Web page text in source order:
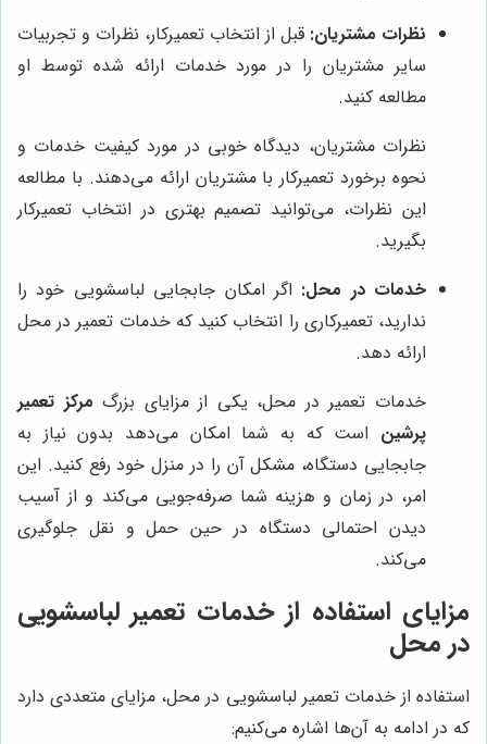
نظرات مشتریان: قبل از انتخاب تعمیرکار، نظرات و تجربیات
سایر مشتریان را در مورد خدمات ارائه شده توسط او
مطالعه کنید.
نظرات مشتریان، دیدگاه خوبی در مورد کیفیت خدمات و
نحوه برخورد تعمیرکار با مشتریان ارائه می‌دهند. با مطالعه
این نظرات، می‌توانید تصمیم بهتری در انتخاب تعمیرکار
بگیرید.
خدمات در محل: اگر امکان جابجایی لباسشویی خود را
ندارید، تعمیرکاری را انتخاب کنید که خدمات تعمیر در محل
ارائه دهد.
خدمات تعمیر در محل، یکی از مزایای بزرگ مرکز تعمیر
پرشین است که به شما امکان می‌دهد بدون نیاز به
جابجایی دستگاه، مشکل آن را در منزل خود رفع کنید. این
امر، در زمان و هزینه شما صرفه‌جویی می‌کند و از آسیب
دیدن احتمالی دستگاه در حین حمل و نقل جلوگیری
می‌کند.
مزایای استفاده از خدمات تعمیر لباسشویی
در محل
استفاده از خدمات تعمیر لباسشویی در محل، مزایای متعددی دارد
که در ادامه به آن‌ها اشاره می‌کنیم: